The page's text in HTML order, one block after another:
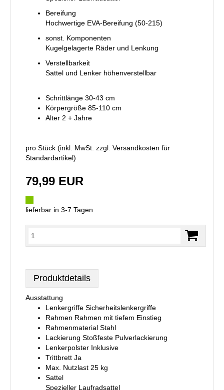
Bereifung
Hochwertige EVA-Bereifung (50-215)
sonst. Komponenten
Kugelgelagerte Räder und Lenkung
Verstellbarkeit
Sattel und Lenker höhenverstellbar
Schrittlänge 30-43 cm
Körpergröße 85-110 cm
Alter 2 + Jahre
pro Stück (inkl. MwSt. zzgl. Versandkosten für
Standardartikel)
79,99 EUR
lieferbar in 3-7 Tagen
Produktdetails
Ausstattung
Lenkergriffe Sicherheitslenkergriffe
Rahmen Rahmen mit tiefem Einstieg
Rahmenmaterial Stahl
Lackierung Stoßfeste Pulverlackierung
Lenkerpolster Inklusive
Trittbrett Ja
Max. Nutzlast 25 kg
Sattel
Spezieller Laufradsattel